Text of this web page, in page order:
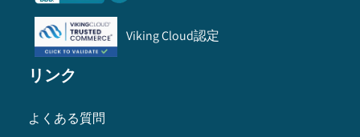
Viking Cloud認定
リンク
よくある質問